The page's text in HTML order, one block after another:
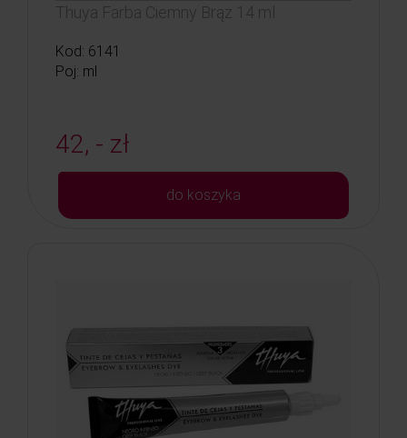
Thuya Farba Ciemny Brąz 14 ml
Kod: 6141
Poj: ml
42, - zł
do koszyka